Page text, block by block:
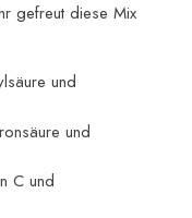
gefreut diese Mix
und
und
C und